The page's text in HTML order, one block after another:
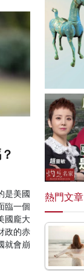
是美國
臨一個
國龐大
政的赤
就會崩
熱門文章